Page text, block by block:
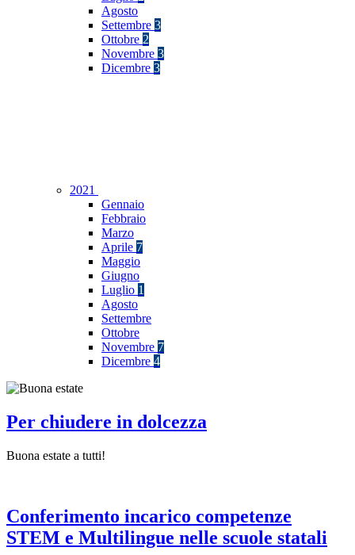
Agosto
Settembre 3
Ottobre 2
Novembre 3
Dicembre 3
2021
Gennaio
Febbraio
Marzo
Aprile 7
Maggio
Giugno
Luglio 1
Agosto
Settembre
Ottobre
Novembre 7
Dicembre 4
Per chiudere in dolcezza
Buona estate a tutti!
Conferimento incarico competenze
STEM e Multilingue nelle scuole statali